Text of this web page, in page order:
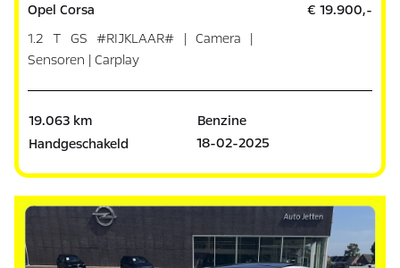
Opel Corsa
1.2 T GS #RIJKLAAR# | Camera |
Sensoren | Carplay
€ 19.900,-
19.063 km
Benzine
Handgeschakeld
18-02-2025